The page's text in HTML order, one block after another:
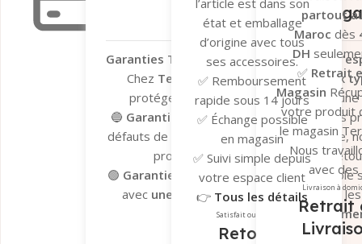
Garantie
Garanties Tera.ma – Votre tranquillité
Chez Tera.ma, nous vous offronsdeux
protéger vos achats et vous garantir une
🔵 Garantie du fabricant– Valable sur les
défauts de fabrication. En cas de problème,
processus de dépannage et de
🟢 Garantie Tera.ma Seconde Vie– Valable
avec une couverture de 6 moiscontre les
réparation ou
Garantie du fabricant​ Garantie
état et emballage
d’origine avec tous
ses accessoires.
✅ Remboursement
rapide sous 14 jours
✅ Échange possible
en magasin
✅ Suivi simple depuis
votre espace client
👉 Tous les détails
ici
Satisfait ou remboursé
Retour et
partout
Maroc dès
DH
✅ Retrait
Magasin
votre produit
le magasin
Nous
avec des
fiables pour
un suivi en
Livraison à
Retrait